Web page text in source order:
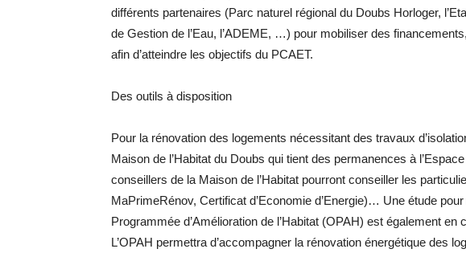
différents partenaires (Parc naturel régional du Doubs Horloger,
de Gestion de l’Eau, l’ADEME, …) pour mobiliser des
afin d’atteindre les objectifs du PCAET.
Des outils à disposition
Pour la rénovation des logements nécessitant des travaux
Maison de l’Habitat du Doubs qui tient des permanences à
conseillers de la Maison de l’Habitat pourront conseiller les
MaPrimeRénov, Certificat d’Economie d’Energie)… Une étude
Programmée d’Amélioration de l’Habitat (OPAH) est également
L’OPAH permettra d’accompagner la rénovation énergétique des